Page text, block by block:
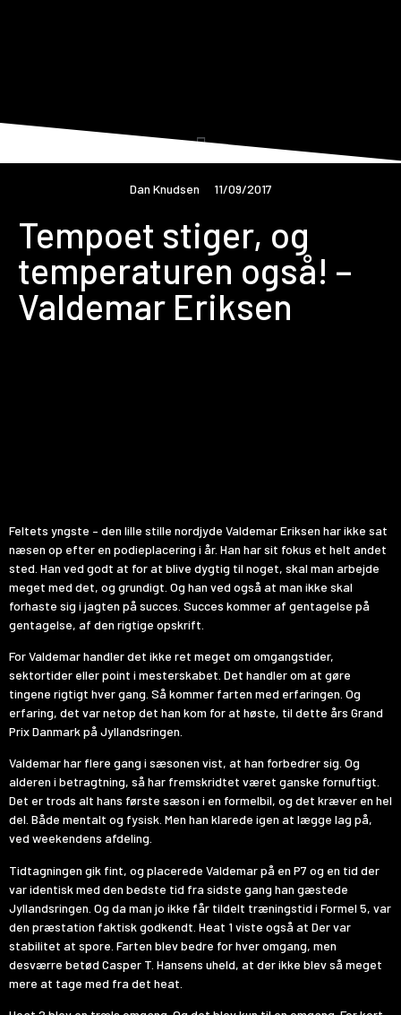
Dan Knudsen 11/09/2017
Tempoet stiger, og
temperaturen også! –
Valdemar Eriksen
Feltets yngste – den lille stille nordjyde Valdemar Eriksen har ikke sat
næsen op efter en podieplacering i år. Han har sit fokus et helt andet
sted. Han ved godt at for at blive dygtig til noget, skal man arbejde
meget med det, og grundigt. Og han ved også at man ikke skal
forhaste sig i jagten på succes. Succes kommer af gentagelse på
gentagelse, af den rigtige opskrift.
For Valdemar handler det ikke ret meget om omgangstider,
sektortider eller point i mesterskabet. Det handler om at gøre
tingene rigtigt hver gang. Så kommer farten med erfaringen. Og
erfaring, det var netop det han kom for at høste, til dette års Grand
Prix Danmark på Jyllandsringen.
Valdemar har flere gang i sæsonen vist, at han forbedrer sig. Og
alderen i betragtning, så har fremskridtet været ganske fornuftigt.
Det er trods alt hans første sæson i en formelbil, og det kræver en hel
del. Både mentalt og fysisk. Men han klarede igen at lægge lag på,
ved weekendens afdeling.
Tidtagningen gik fint, og placerede Valdemar på en P7 og en tid der
var identisk med den bedste tid fra sidste gang han gæstede
Jyllandsringen. Og da man jo ikke får tildelt træningstid i Formel 5, var
den præstation faktisk godkendt. Heat 1 viste også at Der var
stabilitet at spore. Farten blev bedre for hver omgang, men
desværre betød Casper T. Hansens uheld, at der ikke blev så meget
mere at tage med fra det heat.